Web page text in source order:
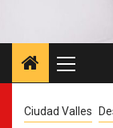
principal
Ciudad Valles